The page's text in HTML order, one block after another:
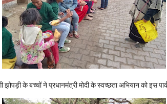
के बच्चों ने प्रधानमंत्री मोदी के स्वच्छता अभियान को इस